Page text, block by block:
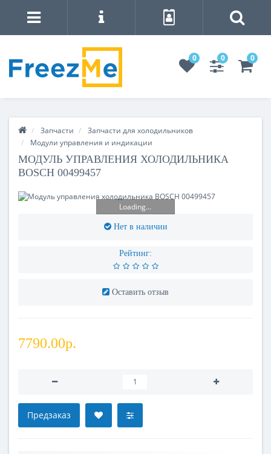
0 0 0
Запчасти
Запчасти для холодильников
Модули управления и индикации
МОДУЛЬ УПРАВЛЕНИЯ ХОЛОДИЛЬНИКА
BOSCH 00499457
Loading...
Нет в наличии
Рейтинг:
Оставить отзыв
7790.00р.
Предзаказ